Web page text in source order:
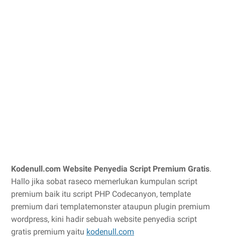
Kodenull.com Website Penyedia Script Premium Gratis.
Hallo jika sobat raseco memerlukan kumpulan script
premium baik itu script PHP Codecanyon, template
premium dari templatemonster ataupun plugin premium
wordpress, kini hadir sebuah website penyedia script
gratis premium yaitu kodenull.com